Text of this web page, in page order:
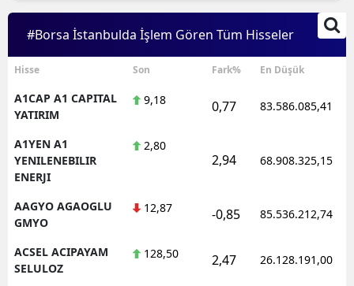
#Borsa İstanbulda İşlem Gören Tüm Hisseler
Hisse Son Fark% En Düşük
A1CAP A1 CAPITAL
YATIRIM
9,18 0,77 83.586.085,41
A1YEN A1
YENILENEBILIR
ENERJI
2,80
2,94 68.908.325,15
AAGYO AGAOGLU
GMYO
12,87 -0,85 85.536.212,74
ACSEL ACIPAYAM
SELULOZ
128,50 2,47 26.128.191,00